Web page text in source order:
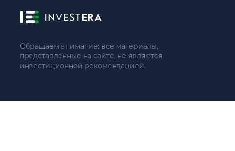
Обращаем внимание: все материалы,
представленные на сайте, не являются
инвестиционной рекомендацией.